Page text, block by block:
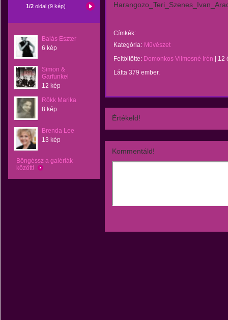
1/2 oldal (9 kép)
Balás Eszter
6 kép
Simon &
Garfunkel
12 kép
Rökk Marika
8 kép
Brenda Lee
13 kép
Böngéssz a galériák
között!
Címkék:
Kategória: Művészet
Feltöltötte: Domonkos Vilmosné Irén
12
Látta 379 ember.
Értékeld!
Kommentáld!